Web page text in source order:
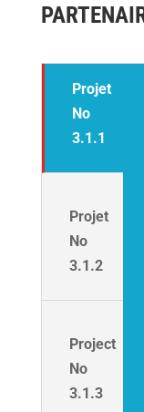
Projet
No
3.1.1
Projet
No
3.1.2
Project
No
3.1.3